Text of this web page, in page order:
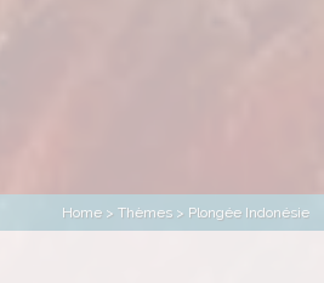
Home >Thèmes > Plongée Indonésie